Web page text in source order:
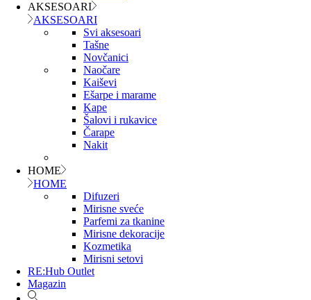
AKSESOARI
AKSESOARI
Svi aksesoari
Tašne
Novčanici
Naočare
Kaiševi
Ešarpe i marame
Kape
Šalovi i rukavice
Čarape
Nakit
HOME
HOME
Difuzeri
Mirisne sveće
Parfemi za tkanine
Mirisne dekoracije
Kozmetika
Mirisni setovi
RE:Hub Outlet
Magazin